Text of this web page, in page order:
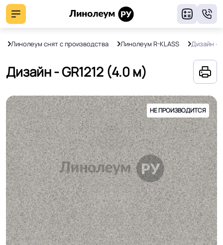
Линолеум снят с производства Линолеум R-KLASS Дизайн -
Дизайн - GR1212 (4.0 м)
НЕ ПРОИЗВОДИТСЯ